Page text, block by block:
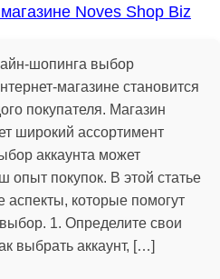
Noves Shop Biz
шопинга выбор
магазине становится
покупателя. Магазин
широкий ассортимент
аккаунта может
опыт покупок. В этой статье
которые помогут
1. Определите свои
выбрать аккаунт, […]